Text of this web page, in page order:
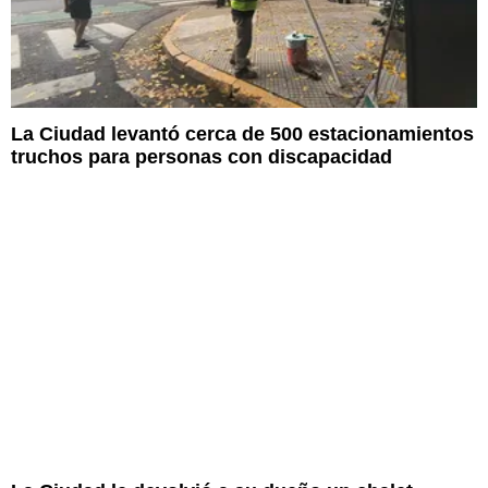
La Ciudad levantó cerca de 500 estacionamientos
truchos para personas con discapacidad